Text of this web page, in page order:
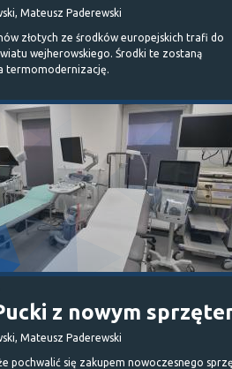
Mateusz Paderewski
złotych ze środków europejskich trafi do
wejherowskiego. Środki te zostaną
termomodernizację.
z nowym
Mateusz Paderewski
pochwalić się zakupem nowoczesnego